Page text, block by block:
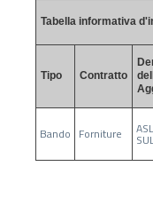
Tabella informativa
Tipo Contratto
Bando Forniture